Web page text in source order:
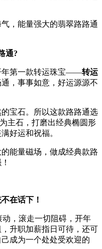
，能量强大的翡翠路路通
通?
年第一款转运珠宝——转运
通，事事如意，好运源源不
宝石。所以这款路路通选
主石，打磨出经典椭圆形
好运和祝福。
能量磁场，做成经典款路
在话下！
，滚走一切阻碍，开年
升职加薪指日可待，还可
成为一个处处受欢迎的